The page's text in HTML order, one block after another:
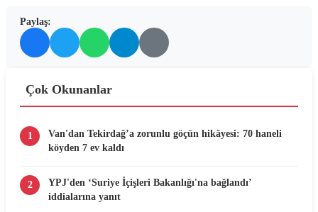
Paylaş:
Çok Okunanlar
1
Van'dan Tekirdağ’a zorunlu göçün hikâyesi: 70 haneli
köyden 7 ev kaldı
2
YPJ'den ‘Suriye İçişleri Bakanlığı'na bağlandı’
iddialarına yanıt